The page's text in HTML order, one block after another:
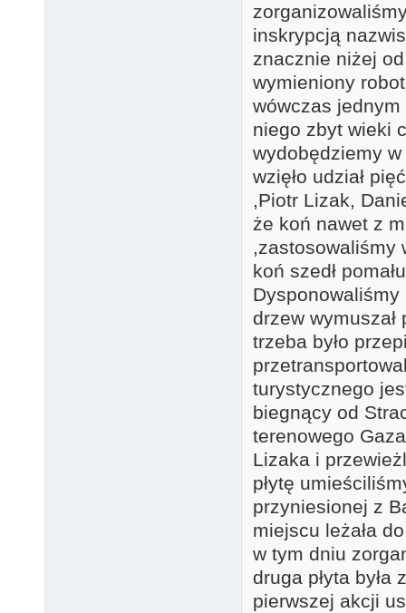
inskrypcją
znacznie niżej
wymieniony
wówczas jednym
niego zbyt wieki
wydobędziemy
wzięło udział
,Piotr Lizak,
że koń nawet z
,zastosowaliśmy
koń szedł
Dysponowaliśmy
drzew
trzeba było
turystycznego
biegnący od
terenowego
Lizaka i
płytę
przyniesionej z
miejscu leżała
w tym dniu
druga płyta
pierwszej akcji